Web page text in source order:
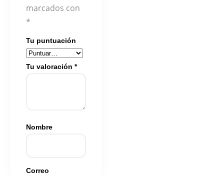
marcados con
*
Tu puntuación
Tu valoración *
Nombre
Correo